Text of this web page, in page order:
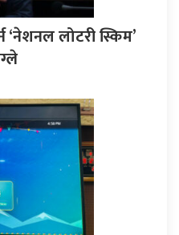
लोटरी स्किम’